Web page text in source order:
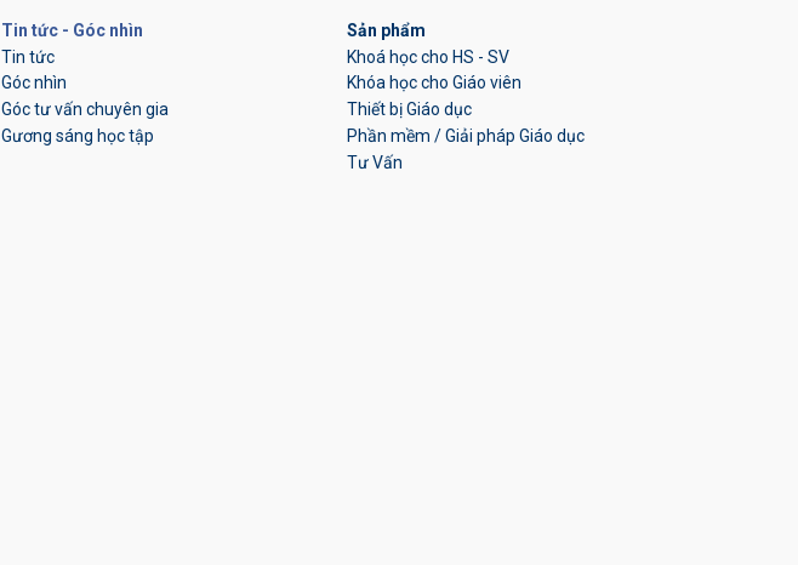
Tin tức - Góc nhìn
Tin tức
Góc nhìn
Góc tư vấn chuyên gia
Gương sáng học tập
Sản phẩm
Khoá học cho HS - SV
Khóa học cho Giáo viên
Thiết bị Giáo dục
Phần mềm / Giải pháp Giáo dục
Tư Vấn